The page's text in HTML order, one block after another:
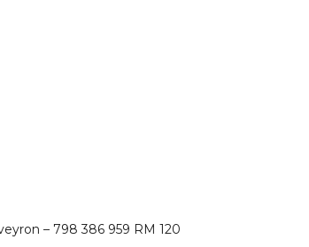
– 798 386 959 RM 120